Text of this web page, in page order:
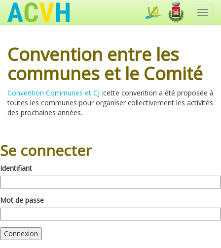
Convention entre les
communes et le Comité
Convention Communes et CJ :cette convention a été proposée à
toutes les communes pour organiser collectivement les activités
des prochaines années.
Se connecter
Identifiant
Mot de passe